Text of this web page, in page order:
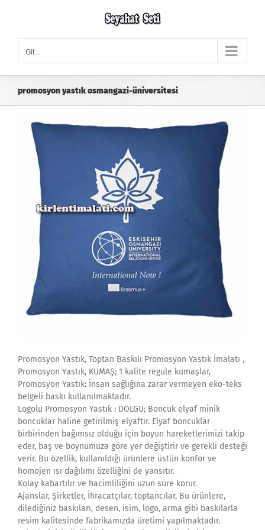
Git...
promosyon yastık osmangazi-üniversitesi
Promosyon Yastık, Toptan Baskılı Promosyon Yastık İmalatı ,
Promosyon Yastık, KUMAŞ; 1 kalite regule kumaşlar,
Promosyon Yastık: İnsan sağlığına zarar vermeyen eko-teks
belgeli baskı kullanılmaktadır.
Logolu Promosyon Yastık : DOLGU; Boncuk elyaf minik
boncuklar haline getirilmiş elyaftır. Elyaf boncuklar
birbirinden bağımsız olduğu için boyun hareketlerimizi takip
eder, baş ve boynumuza göre yer değiştirir ve gerekli desteği
verir. Bu özellik, kullanıldığı ürünlere üstün konfor ve
homojen ısı dağılımı özelliğini de yansıtır.
Kolay kabartılır ve hacimliliğini uzun süre korur.
Ajanslar, Şirketler, İhracatçılar, toptancılar, Bu ürünlere,
dilediğiniz baskıları, desen, isim, logo, arma gibi baskılarla
resim kalitesinde fabrikamızda üretimi yapılmaktadır.